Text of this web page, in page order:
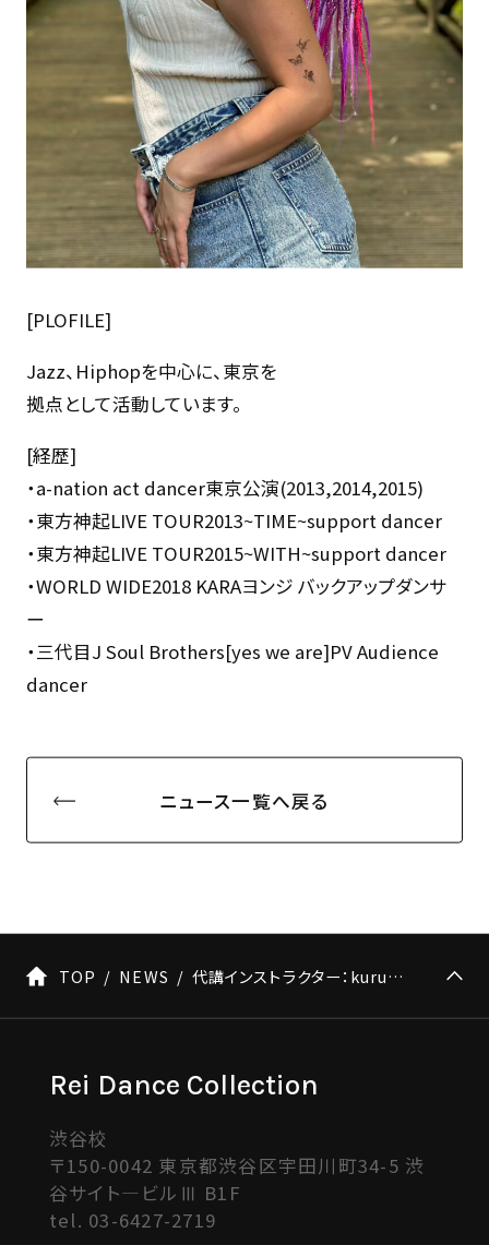
[PLOFILE]
Jazz、Hiphopを中心に、東京を
拠点として活動しています。
[経歴]
・a-nation act dancer東京公演(2013,2014,2015)
・東方神起LIVE TOUR2013~TIME~support dancer
・東方神起LIVE TOUR2015~WITH~support dancer
・WORLD WIDE2018 KARAヨンジ バックアップダンサ
ー
・三代目J Soul Brothers[yes we are]PV Audience
dancer
ニュース一覧へ戻る
TOP NEWS 代講インストラクター：kurumi ＊SAYAKA推薦ダンサー
Rei Dance Collection
渋谷校
〒150-0042 東京都渋谷区宇田川町34-5 渋
谷サイト―ビルⅢ B1F
tel. 03-6427-2719